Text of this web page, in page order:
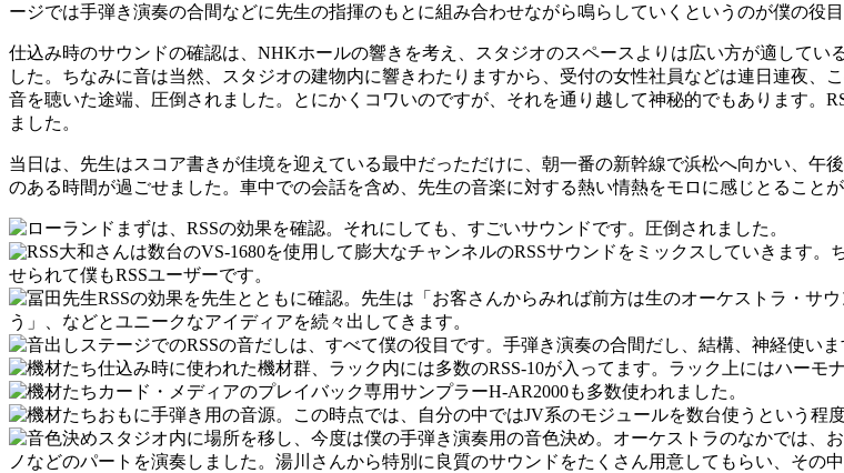
ージでは手弾き演奏の合間などに先生の指揮のもとに組み合わせながら鳴らしていくというのが僕の役目
仕込み時のサウンドの確認は、NHKホールの響きを考え、スタジオのスペースよりは広い方が適して
した。ちなみに音は当然、スタジオの建物内に響きわたりますから、受付の女性社員などは連日連夜、
音を聴いた途端、圧倒されました。とにかくコワいのですが、それを通り越して神秘的でもあります。
ました。
当日は、先生はスコア書きが佳境を迎えている最中だっただけに、朝一番の新幹線で浜松へ向かい、
のある時間が過ごせました。車中での会話を含め、先生の音楽に対する熱い情熱をモロに感じとること
まずは、RSSの効果を確認。それにしても、すごいサウンドです。圧倒されました。
大和さんは数台のVS-1680を使用して膨大なチャンネルのRSSサウンドをミックスしていきます
せられて僕もRSSユーザーです。
RSSの効果を先生とともに確認。先生は「お客さんからみれば前方は生のオーケストラ・サ
う」、などとユニークなアイディアを続々出してきます。
ステージでのRSSの音だしは、すべて僕の役目です。手弾き演奏の合間だし、結構、神経使いま
仕込み時に使われた機材群、ラック内には多数のRSS-10が入ってます。ラック上にはハーモ
カード・メディアのプレイバック専用サンプラーH-AR2000も多数使われました。
おもに手弾き用の音源。この時点では、自分の中ではJV系のモジュールを数台使うという程
スタジオ内に場所を移し、今度は僕の手弾き演奏用の音色決め。オーケストラのなかでは
ノなどのパートを演奏しました。湯川さんから特別に良質のサウンドをたくさん用意してもらい、そ